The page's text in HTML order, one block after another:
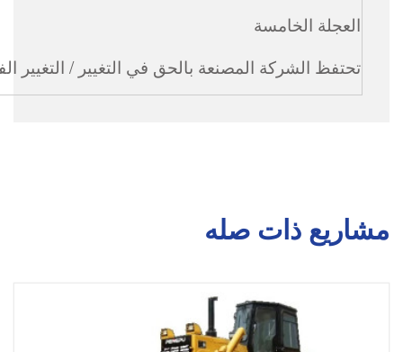
العجلة الخامسة
تحتفظ الشركة المصنعة بالحق في التغيير / التغيير
مشاريع ذات صله